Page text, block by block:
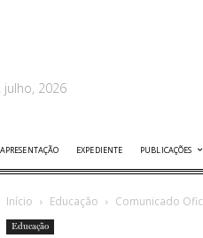
julho, 2026
APRESENTAÇÃO EXPEDIENTE PUBLICAÇÕES
Início Educação Comunicado
Educação